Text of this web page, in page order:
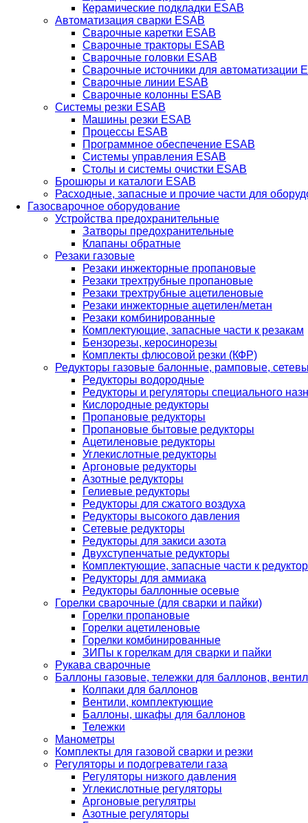
Керамические подкладки ESAB
Автоматизация сварки ESAB
Сварочные каретки ESAB
Сварочные тракторы ESAB
Сварочные головки ESAB
Сварочные источники для автоматизации
Сварочные линии ESAB
Сварочные колонны ESAB
Системы резки ESAB
Машины резки ESAB
Процессы ESAB
Программное обеспечение ESAB
Системы управления ESAB
Столы и системы очистки ESAB
Брошюры и каталоги ESAB
Расходные, запасные и прочие части для
Газосварочное оборудование
Устройства предохранительные
Затворы предохранительные
Клапаны обратные
Резаки газовые
Резаки инжекторные пропановые
Резаки трехтрубные пропановые
Резаки трехтрубные ацетиленовые
Резаки инжекторные ацетилен/метан
Резаки комбинированные
Комплектующие, запасные части к резакам
Бензорезы, керосинорезы
Комплекты флюсовой резки (КФР)
Редукторы газовые балонные, рамповые,
Редукторы водородные
Редукторы и регуляторы специального
Кислородные редукторы
Пропановые редукторы
Пропановые бытовые редукторы
Ацетиленовые редукторы
Углекислотные редукторы
Аргоновые редукторы
Азотные редукторы
Гелиевые редукторы
Редукторы для сжатого воздуха
Редукторы высокого давления
Сетевые редукторы
Редукторы для закиси азота
Двухступенчатые редукторы
Комплектующие, запасные части к
Редукторы для аммиака
Редукторы баллонные осевые
Горелки сварочные (для сварки и пайки)
Горелки пропановые
Горелки ацетиленовые
Горелки комбинированные
ЗИПы к горелкам для сварки и пайки
Рукава сварочные
Баллоны газовые, тележки для баллонов,
Колпаки для баллонов
Вентили, комплектующие
Баллоны, шкафы для баллонов
Тележки
Манометры
Комплекты для газовой сварки и резки
Регуляторы и подогреватели газа
Регуляторы низкого давления
Углекислотные регуляторы
Аргоновые регулятры
Азотные регуляторы